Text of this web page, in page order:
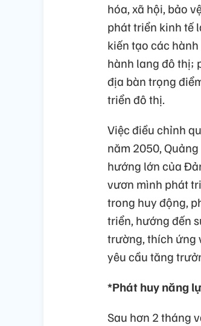
hóa, xã hội, bảo
phát triển kinh tế
kiến tạo các
hành lang đô thị;
địa bàn trọng
triển đô thị.
Việc điều chỉnh
năm 2050,
hướng lớn của
vươn mình phát
trong huy động,
triển, hướng đến
trường, thích ứng
yêu cầu tăng
*Phát huy năng
Sau hơn 2 tháng